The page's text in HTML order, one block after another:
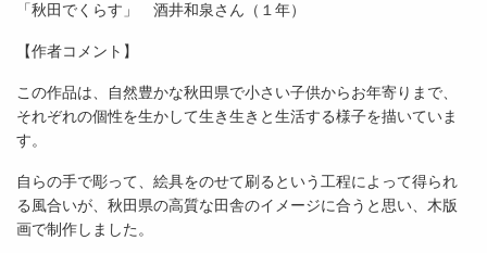
「秋田でくらす」 酒井和泉さん（１年）
【作者コメント】
この作品は、自然豊かな秋田県で小さい子供からお年寄りまで、
それぞれの個性を生かして生き生きと生活する様子を描いていま
す。
自らの手で彫って、絵具をのせて刷るという工程によって得られ
る風合いが、秋田県の高質な田舎のイメージに合うと思い、木版
画で制作しました。